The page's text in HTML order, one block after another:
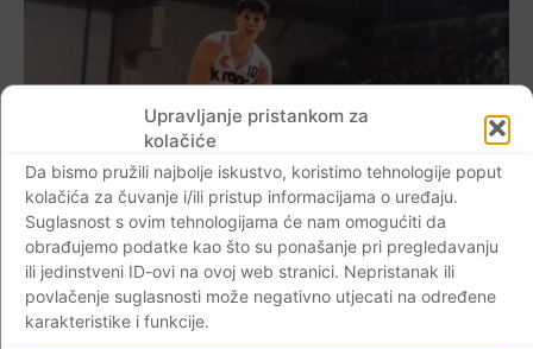
Upravljanje pristankom za
kolačiće
Da bismo pružili najbolje iskustvo, koristimo tehnologije poput
kolačića za čuvanje i/ili pristup informacijama o uređaju.
Suglasnost s ovim tehnologijama će nam omogućiti da
obrađujemo podatke kao što su ponašanje pri pregledavanju
ili jedinstveni ID-ovi na ovoj web stranici. Nepristanak ili
povlačenje suglasnosti može negativno utjecati na određene
karakteristike i funkcije.
AKTUALNO
VIDEO Na današnji dan 1993. godine